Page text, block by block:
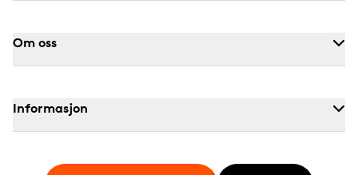
Om oss
Informasjon